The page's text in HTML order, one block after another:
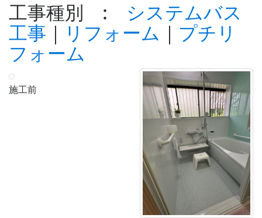
工事種別 : システムバス
工事 ｜ リフォーム ｜ プチリ
フォーム
施工前